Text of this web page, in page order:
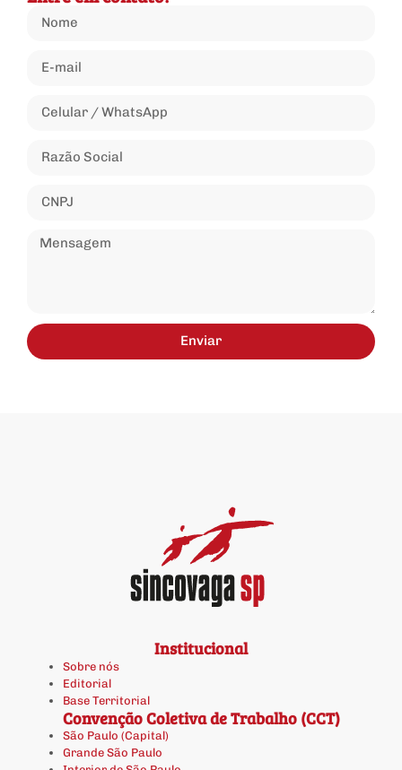
Enviar
Institucional
Sobre nós
Editorial
Base Territorial
Convenção Coletiva de Trabalho (CCT)
São Paulo (Capital)
Grande São Paulo